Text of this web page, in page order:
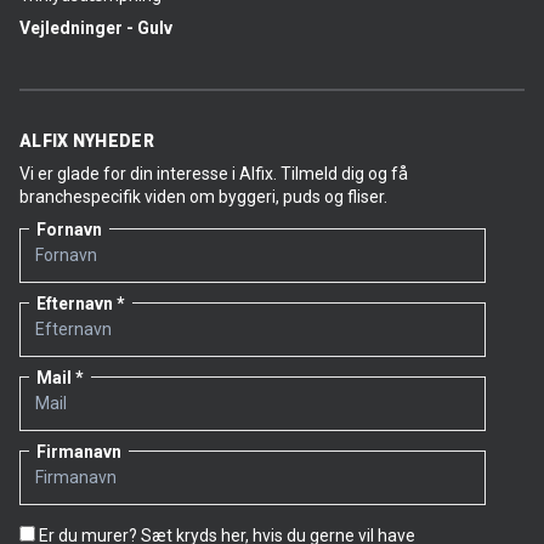
Vejledninger - Gulv
ALFIX NYHEDER
Vi er glade for din interesse i Alfix. Tilmeld dig og få
branchespecifik viden om byggeri, puds og fliser.
Fornavn
Efternavn
Mail
Firmanavn
Er du murer? Sæt kryds her, hvis du gerne vil have